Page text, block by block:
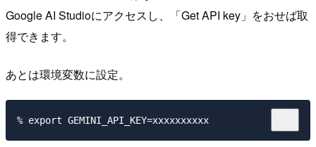
Google AI Studioにアクセスし、「Get API key」をおせば取
得できます。
あとは環境変数に設定。